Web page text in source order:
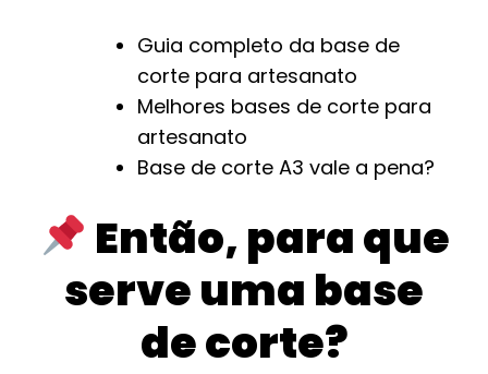
Guia completo da base de
corte para artesanato
Melhores bases de corte para
artesanato
Base de corte A3 vale a pena?
Então, para que
serve uma base
de corte?